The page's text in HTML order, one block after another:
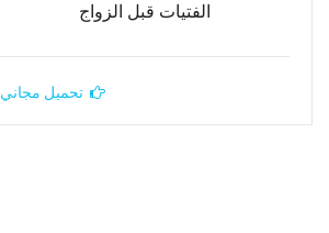
الفتيات قبل الزواج
تحميل مجاني